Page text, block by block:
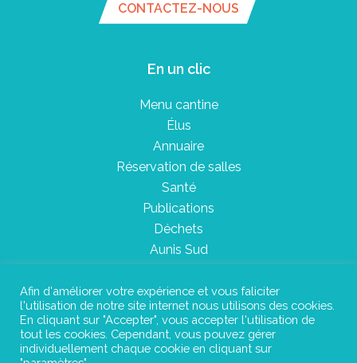
CONTACTEZ-NOUS
En un clic
Menu cantine
Élus
Annuaire
Réservation de salles
Santé
Publications
Déchets
Aunis Sud
Plan du site
Mentions légales
Afin d'améliorer votre expérience et vous faliciter
l'utilisation de notre site internet nous utilisons des cookies.
En cliquant sur "Accepter", vous accepter l'utilisation de
tout les cookies. Cependant, vous pouvez gérer
individuellement chaque cookie en cliquant sur